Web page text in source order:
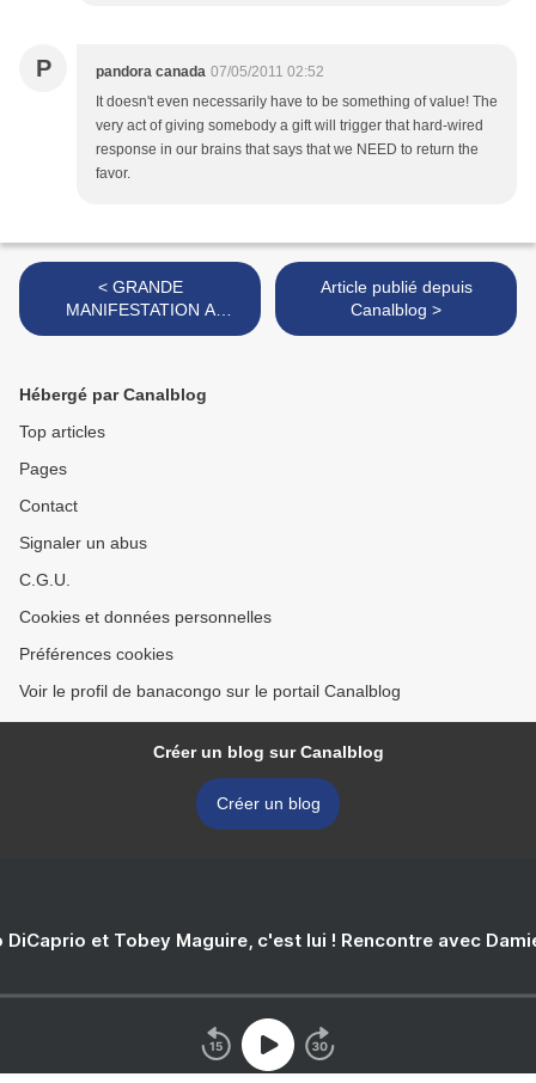
P pandora canada 07/05/2011 02:52
It doesn't even necessarily have to be something of value! The
very act of giving somebody a gift will trigger that hard-wired
response in our brains that says that we NEED to return the
favor.
< GRANDE
MANIFESTATION A
BRUXELLES CE SAMEDI
Article publié depuis
Canalblog >
Hébergé par Canalblog
Top articles
Pages
Contact
Signaler un abus
C.G.U.
Cookies et données personnelles
Préférences cookies
Voir le profil de banacongo sur le portail Canalblog
Créer un blog sur Canalblog
Créer un blog
DiCaprio et Tobey Maguire, c'est lui ! Rencontre avec